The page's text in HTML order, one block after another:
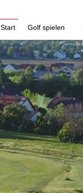
Start Golf spielen